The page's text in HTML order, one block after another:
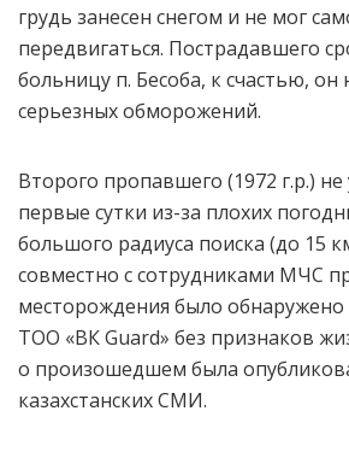
грудь занесен снегом и не мог
передвигаться. Пострадавшего
больницу п. Бесоба, к счастью, он
серьезных обморожений.
Второго пропавшего (1972 г.р.)
первые сутки из-за плохих
большого радиуса поиска (до 15
совместно с сотрудниками МЧС
месторождения было обнаружено
ТОО «ВК Guard» без признаков
о произошедшем была
казахстанских СМИ.